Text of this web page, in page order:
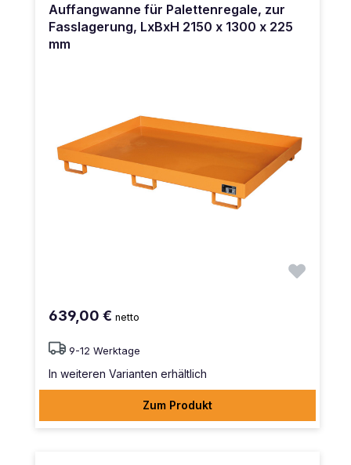
Auffangwanne für Palettenregale, zur
Fasslagerung, LxBxH 2150 x 1300 x 225
mm
639,00 € netto
9-12 Werktage
In weiteren Varianten erhältlich
Zum Produkt